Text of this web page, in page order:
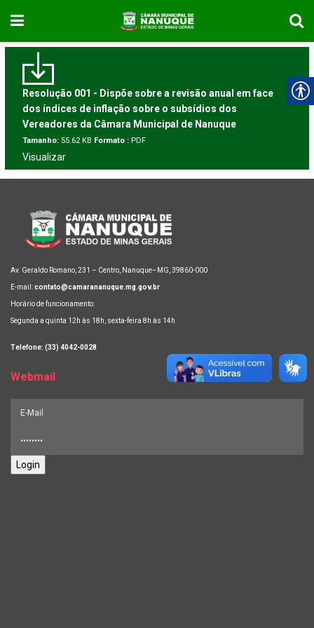
Resolução 001 - Dispõe sobre a revisão anual em face
dos índices de inflação sobre o subsídios dos
Vereadores da Câmara Municipal de Nanuque
Tamanho: 55.62 KB Formato : PDF
Visualizar
Av. Geraldo Romano, 231 – Centro, Nanuque–MG, 39860-000
E-mail:contato@camarananuque.mg.gov.br
Horário de funcionamento:
Segunda a quinta 12h às 18h, sexta-feira 8h às 14h
Telefone: (33) 4042-0028
Webmail
Login